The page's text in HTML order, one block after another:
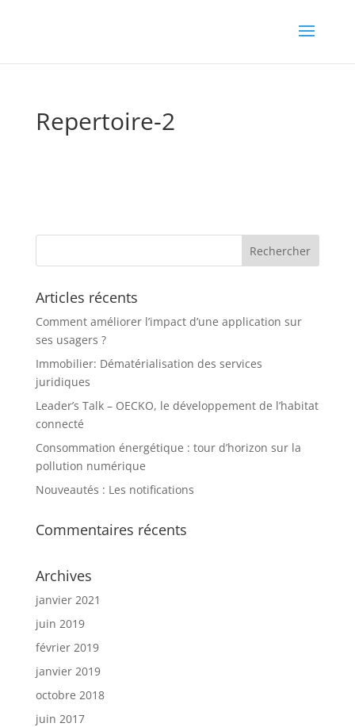
Repertoire-2
Articles récents
Comment améliorer l’impact d’une application sur
ses usagers ?
Immobilier: Dématérialisation des services
juridiques
Leader’s Talk – OECKO, le développement de l’habitat
connecté
Consommation énergétique : tour d’horizon sur la
pollution numérique
Nouveautés : Les notifications
Commentaires récents
Archives
janvier 2021
juin 2019
février 2019
janvier 2019
octobre 2018
juin 2017